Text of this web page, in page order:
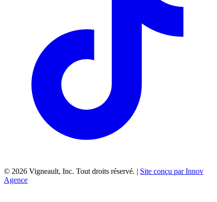
© 2026 Vigneault, Inc. Tout droits réservé. | Site conçu par Innov
Agence